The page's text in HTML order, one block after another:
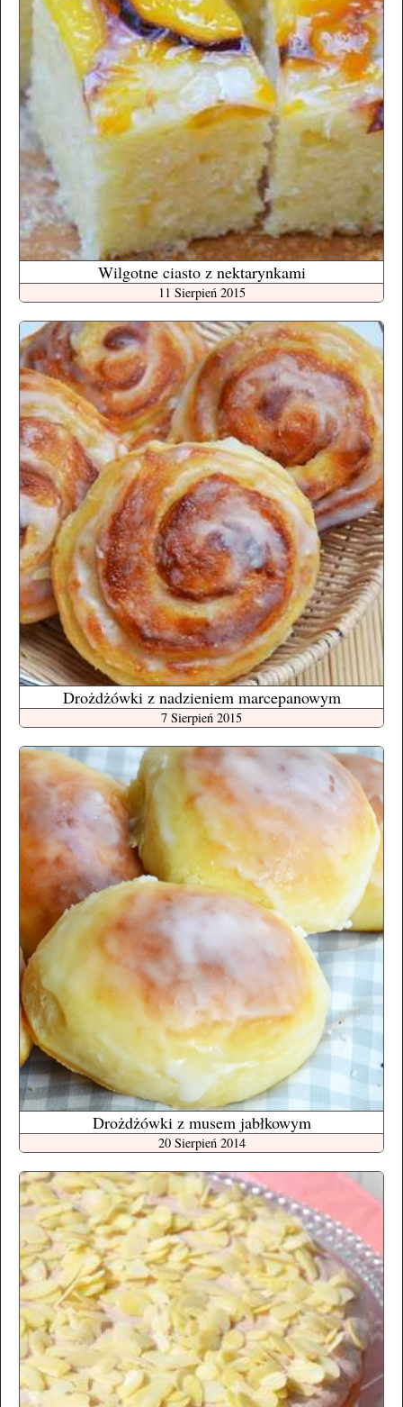
Wilgotne ciasto z nektarynkami
11 Sierpień 2015
Drożdżówki z nadzieniem marcepanowym
7 Sierpień 2015
Drożdżówki z musem jabłkowym
20 Sierpień 2014